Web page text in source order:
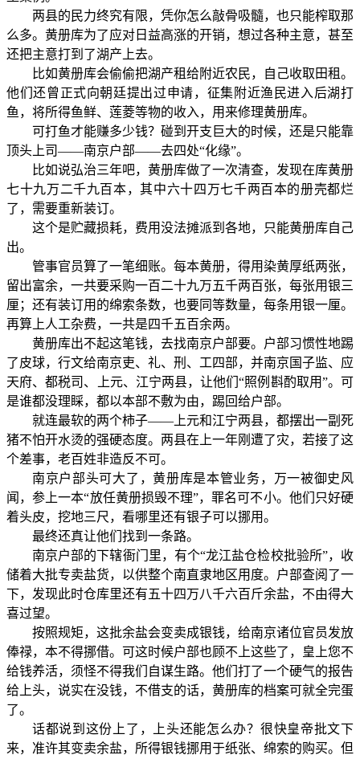
两县的民力终究有限，凭你怎么敲骨吸髓，也只能榨取那
么多。黄册库为了应对日益高涨的开销，想过各种主意，甚至
还把主意打到了湖产上去。
比如黄册库会偷偷把湖产租给附近农民，自己收取田租。
他们还曾正式向朝廷提出过申请，征集附近渔民进入后湖打
鱼，将所得鱼鲜、莲菱等物的收入，用来修理黄册库。
可打鱼才能赚多少钱？碰到开支巨大的时候，还是只能靠
顶头上司——南京户部——去四处“化缘”。
比如说弘治三年吧，黄册库做了一次清查，发现在库黄册
七十九万二千九百本，其中六十四万七千两百本的册壳都烂
了，需要重新装订。
这个是贮藏损耗，费用没法摊派到各地，只能黄册库自己
出。
管事官员算了一笔细账。每本黄册，得用染黄厚纸两张，
留出富余，一共要采购一百二十九万五千两百张，每张用银三
厘；还有装订用的绵索条数，也要同等数量，每条用银一厘。
再算上人工杂费，一共是四千五百余两。
黄册库出不起这笔钱，去找南京户部要。户部习惯性地踢
了皮球，行文给南京吏、礼、刑、工四部，并南京国子监、应
天府、都税司、上元、江宁两县，让他们“照例斟酌取用”。可
是谁都没理睬，都以本部不敷为由，踢回给户部。
就连最软的两个柿子——上元和江宁两县，都摆出一副死
猪不怕开水烫的强硬态度。两县在上一年刚遭了灾，若接了这
个差事，老百姓非造反不可。
南京户部头可大了，黄册库是本管业务，万一被御史风
闻，参上一本“放任黄册损毁不理”，罪名可不小。他们只好硬
着头皮，挖地三尺，看哪里还有银子可以挪用。
最终还真让他们找到一条路。
南京户部的下辖衙门里，有个“龙江盐仓检校批验所”，收
储着大批专卖盐货，以供整个南直隶地区用度。户部查阅了一
下，发现此时仓库里还有五十四万八千六百斤余盐，不由得大
喜过望。
按照规矩，这批余盐会变卖成银钱，给南京诸位官员发放
俸禄，本不得挪借。可这时候户部也顾不上这些了，皇上您不
给钱养活，须怪不得我们自谋生路。他们打了一个硬气的报告
给上头，说实在没钱，不借支的话，黄册库的档案可就全完蛋
了。
话都说到这份上了，上头还能怎么办？很快皇帝批文下
来，准许其变卖余盐，所得银钱挪用于纸张、绵索的购买。但